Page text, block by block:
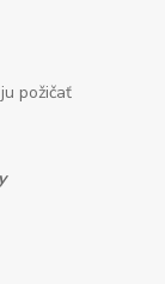
požičať